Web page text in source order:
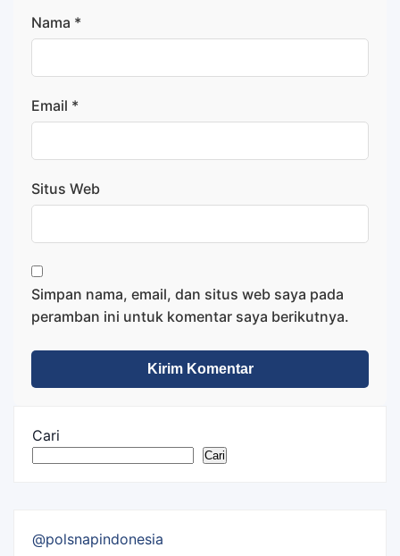
Nama *
Email *
Situs Web
Simpan nama, email, dan situs web saya pada
peramban ini untuk komentar saya berikutnya.
Cari
Cari
@polsnapindonesia